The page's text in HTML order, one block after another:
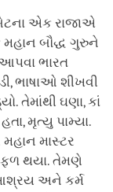
એક રાજાએ
બૌદ્ધ ગુરુને
ભારત
ભાષાઓ શીખવી
તેમાંથી ઘણા, કાં
મૃત્યુ પામ્યા.
માસ્ટર
થયા. તેમણે
આશ્રય અને કર્મ